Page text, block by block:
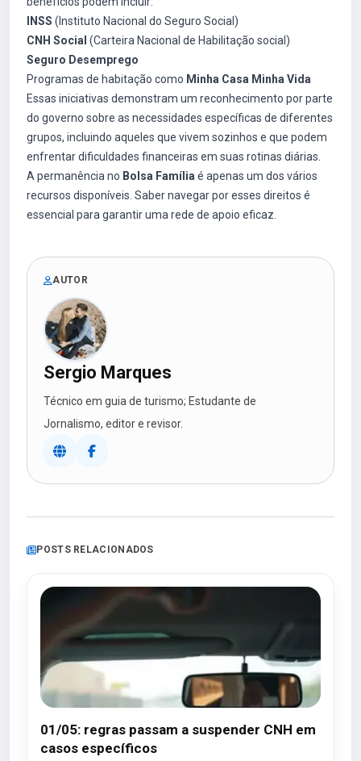
INSS (Instituto Nacional do Seguro Social)
CNH Social (Carteira Nacional de Habilitação social)
Seguro Desemprego
Programas de habitação como Minha Casa Minha Vida
Essas iniciativas demonstram um reconhecimento por parte
do governo sobre as necessidades específicas de diferentes
grupos, incluindo aqueles que vivem sozinhos e que podem
enfrentar dificuldades financeiras em suas rotinas diárias.
A permanência no Bolsa Família é apenas um dos vários
recursos disponíveis. Saber navegar por esses direitos é
essencial para garantir uma rede de apoio eficaz.
AUTOR
Sergio Marques
Técnico em guia de turismo; Estudante de
Jornalismo, editor e revisor.
POSTS RELACIONADOS
01/05: regras passam a suspender CNH em
casos específicos